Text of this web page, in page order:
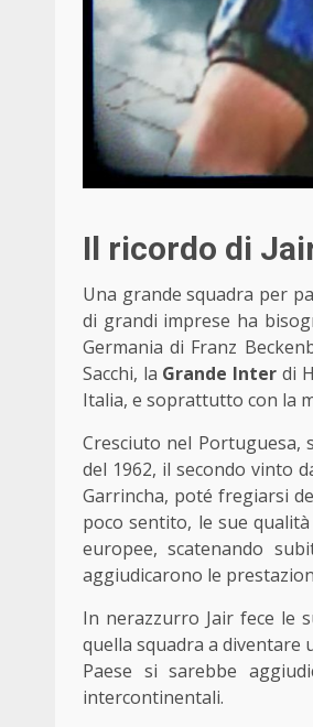
Il ricordo di
Una grande squadra per
di grandi imprese ha
Germania di Franz
Sacchi, la Grande Inter di
Italia, e soprattutto con la
Cresciuto nel Portuguesa,
del 1962, il secondo vinto
Garrincha, poté fregiarsi
poco sentito, le sue
europee, scatenando
aggiudicarono le
In nerazzurro Jair fece le
quella squadra a diventare
Paese si sarebbe
intercontinentali.